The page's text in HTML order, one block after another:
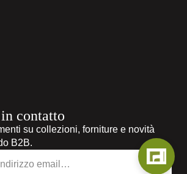
contatto
su collezioni, forniture e novità
B2B.